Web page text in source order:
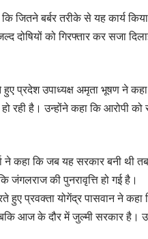
कि जितने बर्बर तरीके से यह कार्य
दोषियों को गिरफ्तार कर सजा
प्रदेश उपाध्यक्ष अमृता भूषण ने
रही है। उन्होंने कहा कि आरोपी को
ने कहा कि जब यह सरकार बनी
जंगलराज की पुनरावृत्ति हो गई है।
हुए प्रवक्ता योगेंद्र पासवान ने
आज के दौर में जुल्मी सरकार है।